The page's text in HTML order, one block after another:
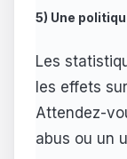
5) Une
Les
les effets
Attendez-
abus ou un